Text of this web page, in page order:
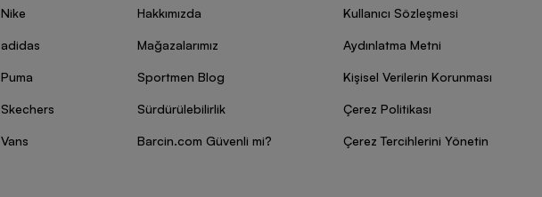
Nike
adidas
Puma
Skechers
Vans
Hakkımızda
Mağazalarımız
Sportmen Blog
Sürdürülebilirlik
Barcin.com Güvenli mi?
Kullanıcı Sözleşmesi
Aydınlatma Metni
Kişisel Verilerin Korunması
Çerez Politikası
Çerez Tercihlerini Yönetin